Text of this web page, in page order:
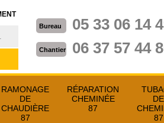
Bureau 05 33 06 14
Chantier 06 37 57 44
RAMONAGE
DE
CHAUDIÈRE
87
RÉPARATION
CHEMINÉE
87
DE
87